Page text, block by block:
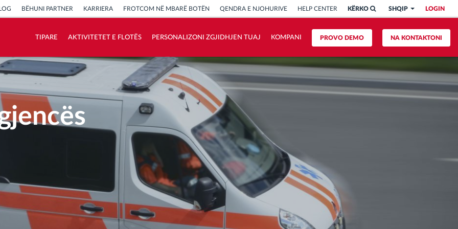
LOGIN
SHQIP
KËRKO
BËHUNI PARTNER KARRIERA FROTCOM NË MBARË BOTËN QENDRA E NJOHURIVE HELP CENTER
NA KONTAKTONI
PROVO DEMO
TIPARE AKTIVITETET E FLOTËS PERSONALIZONI ZGJIDHJEN TUAJ KOMPANI
Si të zgjidhim çdo kërkëse të aktivitetit të
flotës
Llogaritësi i Kursimeve